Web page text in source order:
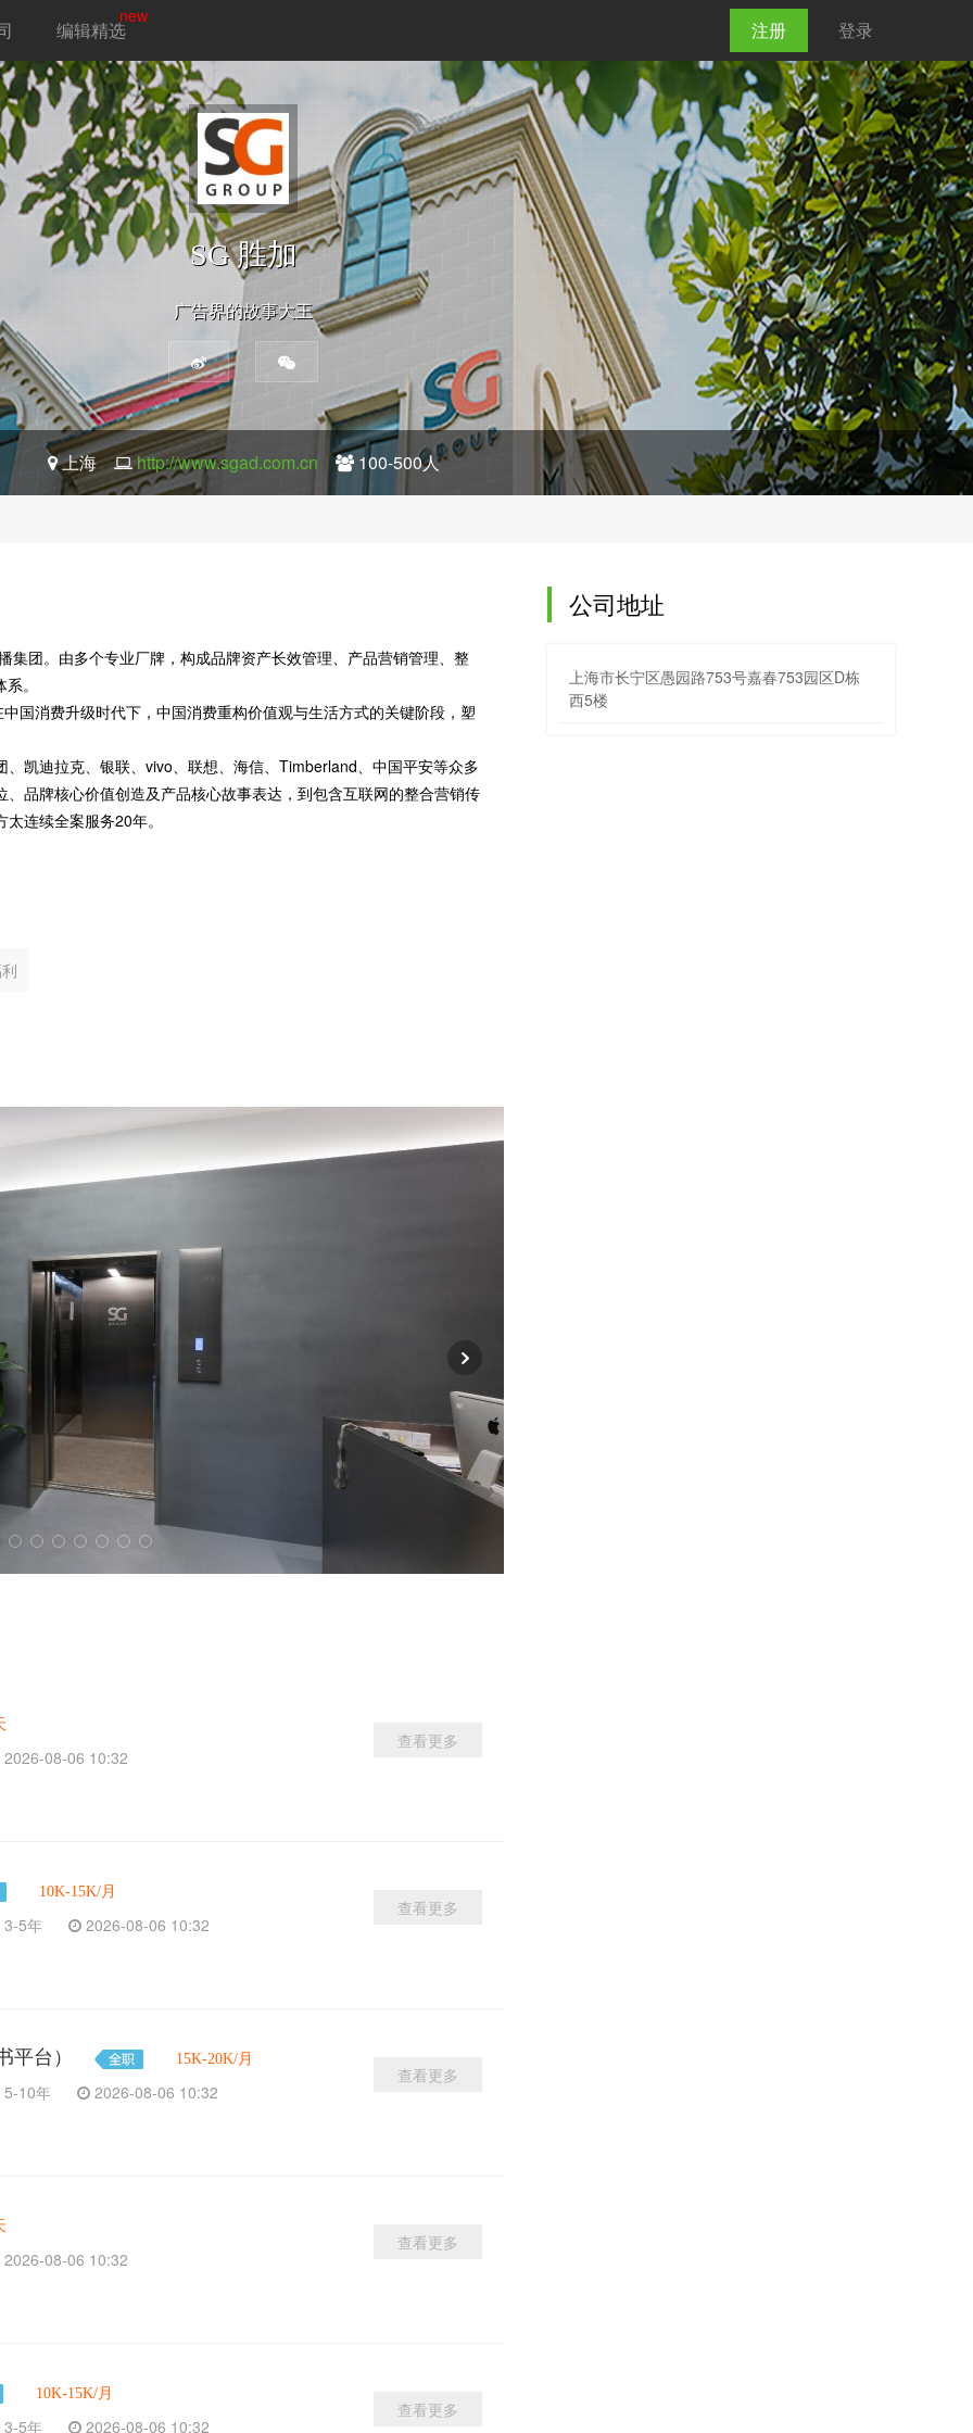
编辑精选
new
注册 登录
SG 胜加
广告界的故事大王
上海 http://www.sgad.com.cn 100-500人
团。由多个专业厂牌，构成品牌资产长效管理、产品营销管理、整
。
国消费升级时代下，中国消费重构价值观与生活方式的关键阶段，塑
凯迪拉克、银联、vivo、联想、海信、Timberland、中国平安等众多
品牌核心价值创造及产品核心故事表达，到包含互联网的整合营销传
连续全案服务20年。
查看更多
2026-08-06 10:32
查看更多
10K-15K/月
3-5年 2026-08-06 10:32
查看更多
平台） 15K-20K/月
5-10年 2026-08-06 10:32
查看更多
2026-08-06 10:32
查看更多
10K-15K/月
3-5年 2026-08-06 10:32
公司地址
上海市长宁区愚园路753号嘉春753园区D栋
西5楼